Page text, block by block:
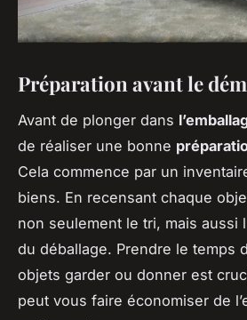
Préparation avant le
Avant de plonger dans
de réaliser une bonne
Cela commence par un
biens. En recensant chaque
non seulement le tri, mais aussi
du déballage. Prendre le temps
objets garder ou donner est
peut vous faire économiser de